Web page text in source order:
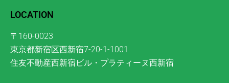
LOCATION
〒160-0023
東京都新宿区西新宿7-20-1-1001
住友不動産西新宿ビル・プラティーヌ西新宿